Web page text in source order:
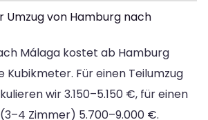
Umzug von Hamburg nach
Málaga kostet ab Hamburg
Kubikmeter. Für einen Teilumzug
wir 3.150–5.150 €, für einen
Zimmer) 5.700–9.000 €.